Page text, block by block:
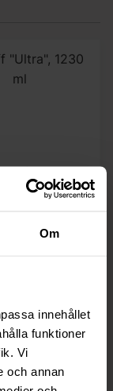
Om
innehållet
funktioner
Vi
och annan
575,20 kr.
i favoriter
Riedel
Det
1 356,60
KÖP